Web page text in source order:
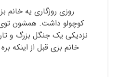
روزی روزگاری یه خانم
کوچولو داشت. همشون
نزدیکی یک جنگل بزرگ و
خانم بزی قبل از اینکه